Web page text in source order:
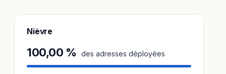
Nièvre
100,00 % des adresses déployées